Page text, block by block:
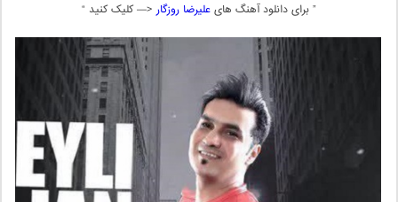
” برای دانلود آهنگ هایعلیرضا روزگار<— کلیک کنید “